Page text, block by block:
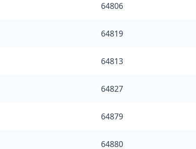
64806
64819
64813
64827
64879
64880